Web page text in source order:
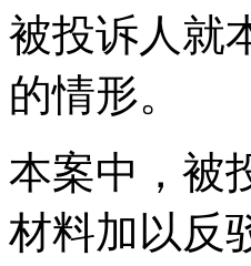
被投诉人就
的情形。
本案中，被
材料加以反